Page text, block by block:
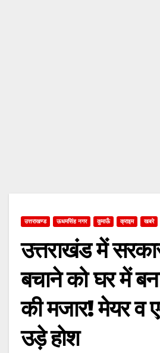
उत्तराखण्ड ऊधमसिंह नगर कुमाऊँ क्राइम खबरे
उत्तराखंड में
बचाने को घर में
की मजार! मेयर व
उड़े होश